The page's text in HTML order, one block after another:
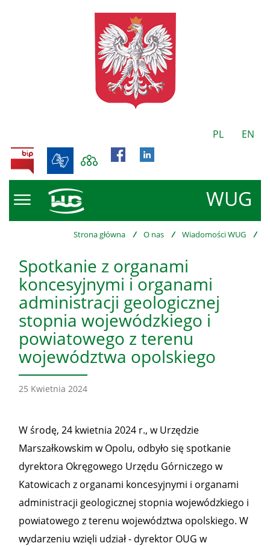
PL EN
WUG
BIP
Strona główna / O nas / Wiadomości WUG /
Spotkanie z organami
koncesyjnymi i organami
administracji geologicznej
stopnia wojewódzkiego i
powiatowego z terenu
województwa opolskiego
25 Kwietnia 2024
W środę, 24 kwietnia 2024 r., w Urzędzie
Marszałkowskim w Opolu, odbyło się spotkanie
dyrektora Okręgowego Urzędu Górniczego w
Katowicach z organami koncesyjnymi i organami
administracji geologicznej stopnia wojewódzkiego i
powiatowego z terenu województwa opolskiego. W
wydarzeniu wzięli udział - dyrektor OUG w